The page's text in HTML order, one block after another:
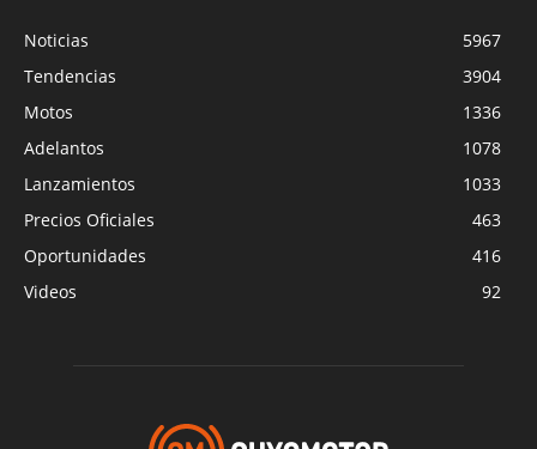
Noticias
5967
Tendencias
3904
Motos
1336
Adelantos
1078
Lanzamientos
1033
Precios Oficiales
463
Oportunidades
416
Videos
92